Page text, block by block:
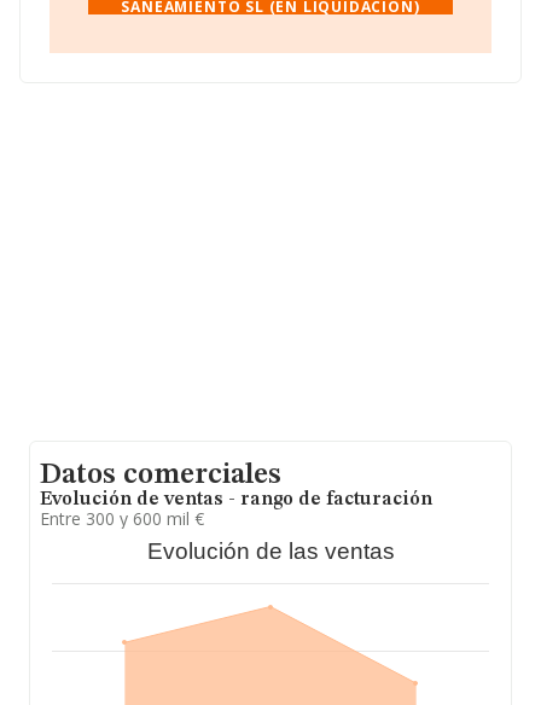
La sociedad españolaAcometidas Para
NIF B84358670, está situada en Calle De Constantino
SANEAMIENTO SL (EN LIQUIDACION)
Datos comerciales
Evolución de ventas - rango de facturación
Entre 300 y 600 mil €
Evolución de las ventas